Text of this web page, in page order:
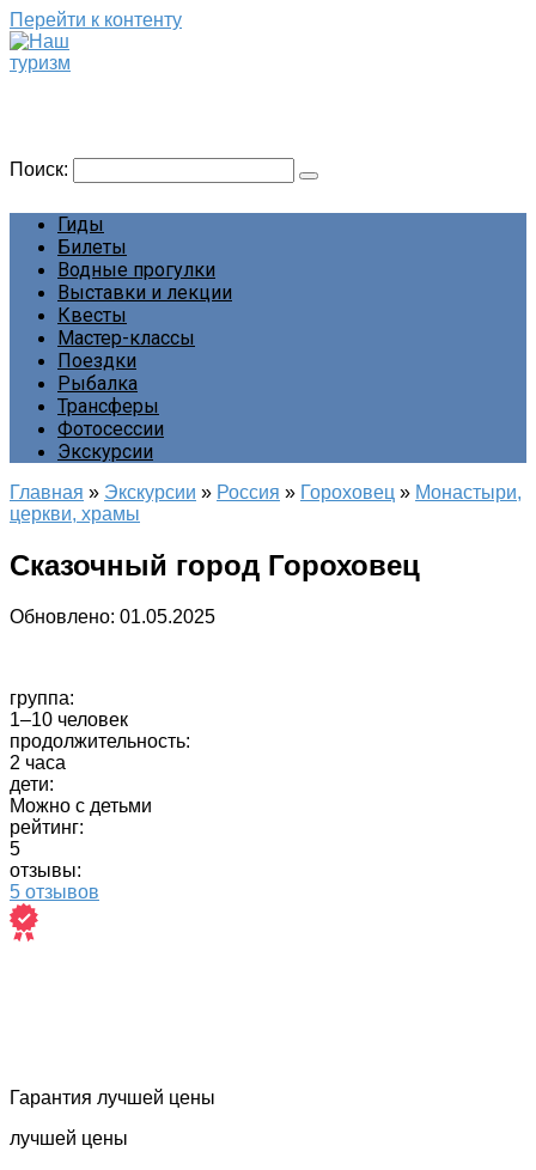
Перейти к контенту
Поиск:
Гиды
Билеты
Водные прогулки
Выставки и лекции
Квесты
Мастер-классы
Поездки
Рыбалка
Трансферы
Фотосессии
Экскурсии
Главная » Экскурсии » Россия » Гороховец » Монастыри,
церкви, храмы
Сказочный город Гороховец
Обновлено: 01.05.2025
группа:
1–10 человек
продолжительность:
2 часа
дети:
Можно с детьми
рейтинг:
5
отзывы:
5 отзывов
Гарантия лучшей цены
лучшей цены